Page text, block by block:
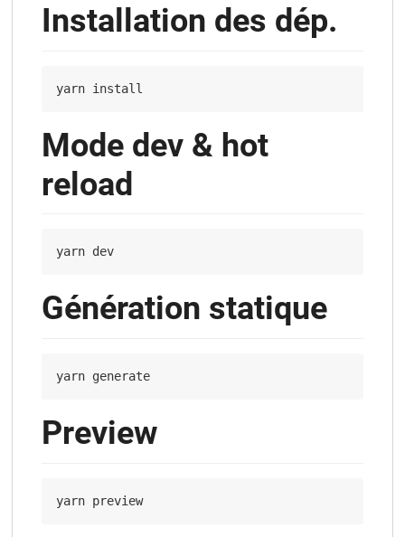
Installation des dép.
Mode dev & hot
reload
Génération statique
Preview